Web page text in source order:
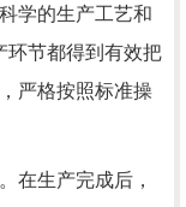
学的生产工艺和
环节都得到有效把
严格按照标准操
在生产完成后，